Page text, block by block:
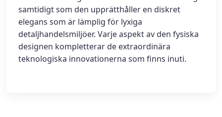
samtidigt som den upprätthåller en diskret
elegans som är lämplig för lyxiga
detaljhandelsmiljöer. Varje aspekt av den fysiska
designen kompletterar de extraordinära
teknologiska innovationerna som finns inuti.